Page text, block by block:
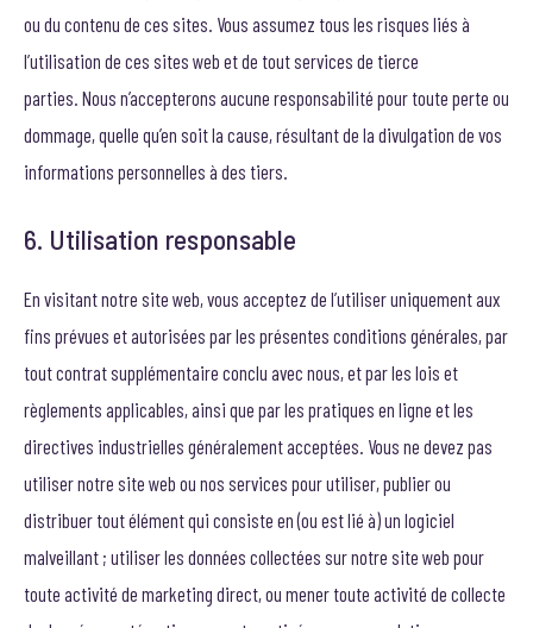
ou du contenu de ces sites. Vous assumez tous les risques liés à
l’utilisation de ces sites web et de tout services de tierce
parties. Nous n’accepterons aucune responsabilité pour toute perte ou
dommage, quelle qu’en soit la cause, résultant de la divulgation de vos
informations personnelles à des tiers.
6. Utilisation responsable
En visitant notre site web, vous acceptez de l’utiliser uniquement aux
fins prévues et autorisées par les présentes conditions générales, par
tout contrat supplémentaire conclu avec nous, et par les lois et
règlements applicables, ainsi que par les pratiques en ligne et les
directives industrielles généralement acceptées. Vous ne devez pas
utiliser notre site web ou nos services pour utiliser, publier ou
distribuer tout élément qui consiste en (ou est lié à) un logiciel
malveillant ; utiliser les données collectées sur notre site web pour
toute activité de marketing direct, ou mener toute activité de collecte